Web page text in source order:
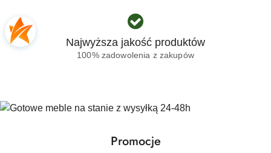
Najwyższa jakość produktów
100% zadowolenia z zakupów
Pomiń karuzelę produktów
Produkty
Promocje